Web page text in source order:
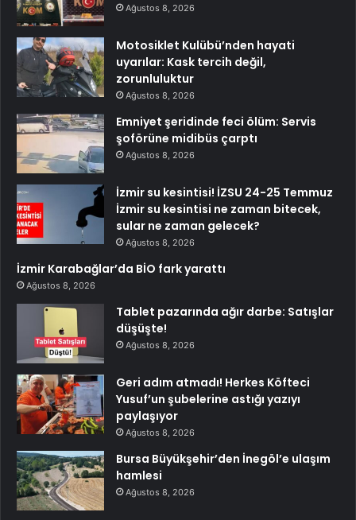
Ağustos 8, 2026
Motosiklet Kulübü’nden hayati
uyarılar: Kask tercih değil,
zorunluluktur
Ağustos 8, 2026
Emniyet şeridinde feci ölüm: Servis
şoförüne midibüs çarptı
Ağustos 8, 2026
İzmir su kesintisi! İZSU 24-25 Temmuz
İzmir su kesintisi ne zaman bitecek,
sular ne zaman gelecek?
Ağustos 8, 2026
İzmir Karabağlar’da BİO fark yarattı
Ağustos 8, 2026
Tablet pazarında ağır darbe: Satışlar
düşüşte!
Ağustos 8, 2026
Geri adım atmadı! Herkes Köfteci
Yusuf’un şubelerine astığı yazıyı
paylaşıyor
Ağustos 8, 2026
Bursa Büyükşehir’den İnegöl’e ulaşım
hamlesi
Ağustos 8, 2026